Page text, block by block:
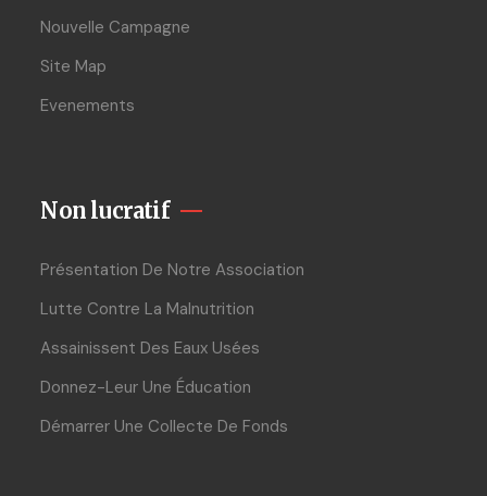
Nouvelle Campagne
Site Map
Evenements
Non lucratif
Présentation De Notre Association
Lutte Contre La Malnutrition
Assainissent Des Eaux Usées
Donnez-Leur Une Éducation
Démarrer Une Collecte De Fonds